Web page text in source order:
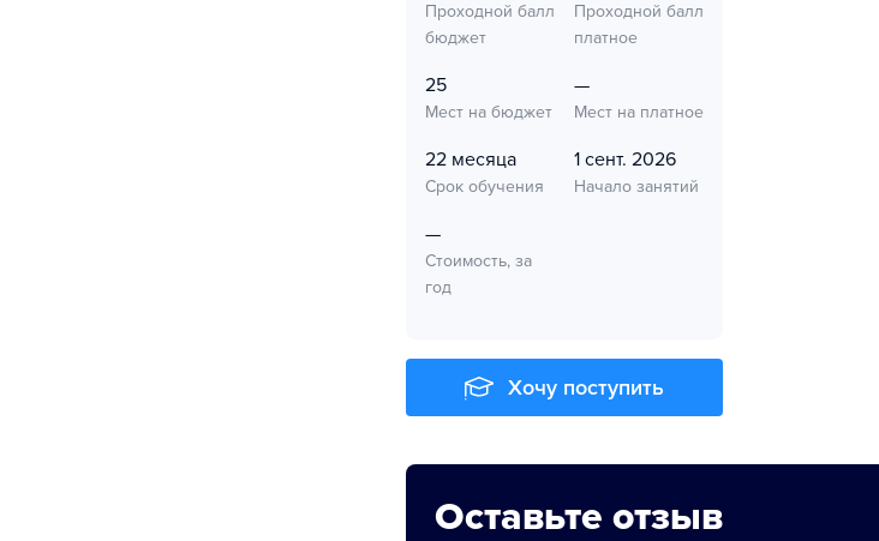
Проходной балл
бюджет
Проходной балл
платное
25
Мест на бюджет
—
Мест на платное
22 месяца
Срок обучения
1 сент. 2026
Начало занятий
—
Стоимость, за
год
Хочу поступить
Оставьте отзыв